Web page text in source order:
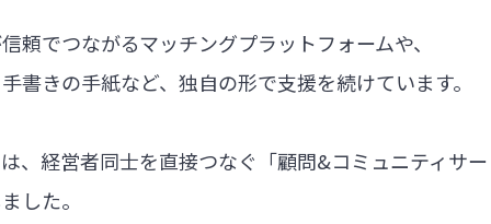
頼でつながるマッチングプラットフォームや、
書きの手紙など、独自の形で支援を続けています。
、経営者同士を直接つなぐ「顧問&コミュニティサ
した。